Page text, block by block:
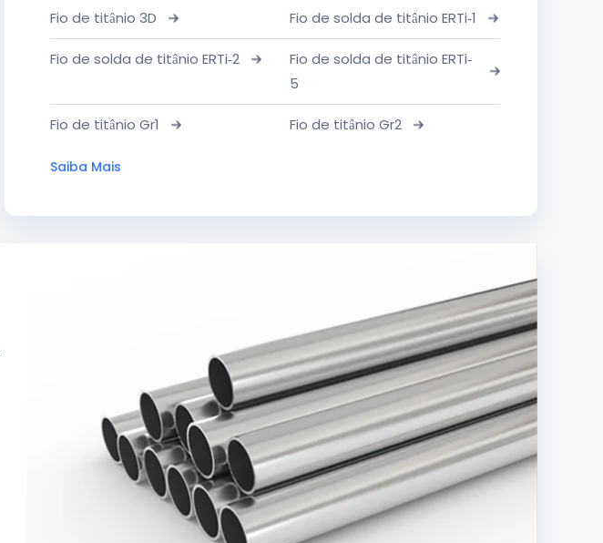
Fio de titânio 3D Fio de solda de titânio ERTi-1
Fio de solda de titânio ERTi-2
Fio de solda de titânio ERTi-
5
Fio de titânio Gr1 Fio de titânio Gr2
Saiba Mais